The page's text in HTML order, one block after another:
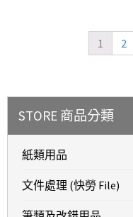
1 2
STORE 商品分類
紙類用品
文件處理 (快勞 File)